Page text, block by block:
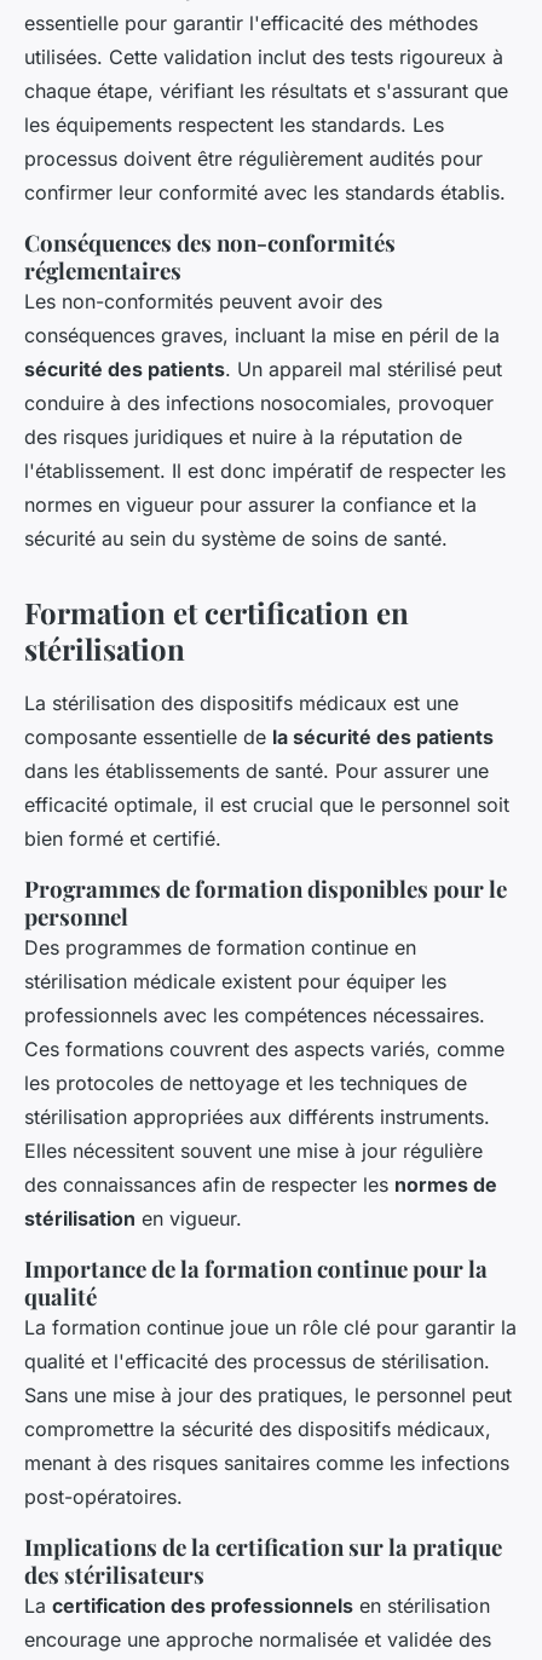
essentielle pour garantir l'efficacité des méthodes
utilisées. Cette validation inclut des tests rigoureux à
chaque étape, vérifiant les résultats et s'assurant que
les équipements respectent les standards. Les
processus doivent être régulièrement audités pour
confirmer leur conformité avec les standards établis.
Conséquences des non-conformités
réglementaires
Les non-conformités peuvent avoir des
conséquences graves, incluant la mise en péril de la
sécurité des patients. Un appareil mal stérilisé peut
conduire à des infections nosocomiales, provoquer
des risques juridiques et nuire à la réputation de
l'établissement. Il est donc impératif de respecter les
normes en vigueur pour assurer la confiance et la
sécurité au sein du système de soins de santé.
Formation et certification en
stérilisation
La stérilisation des dispositifs médicaux est une
composante essentielle de la sécurité des patients
dans les établissements de santé. Pour assurer une
efficacité optimale, il est crucial que le personnel soit
bien formé et certifié.
Programmes de formation disponibles pour le
personnel
Des programmes de formation continue en
stérilisation médicale existent pour équiper les
professionnels avec les compétences nécessaires.
Ces formations couvrent des aspects variés, comme
les protocoles de nettoyage et les techniques de
stérilisation appropriées aux différents instruments.
Elles nécessitent souvent une mise à jour régulière
des connaissances afin de respecter les normes de
stérilisation en vigueur.
Importance de la formation continue pour la
qualité
La formation continue joue un rôle clé pour garantir la
qualité et l'efficacité des processus de stérilisation.
Sans une mise à jour des pratiques, le personnel peut
compromettre la sécurité des dispositifs médicaux,
menant à des risques sanitaires comme les infections
post-opératoires.
Implications de la certification sur la pratique
des stérilisateurs
La certification des professionnels en stérilisation
encourage une approche normalisée et validée des